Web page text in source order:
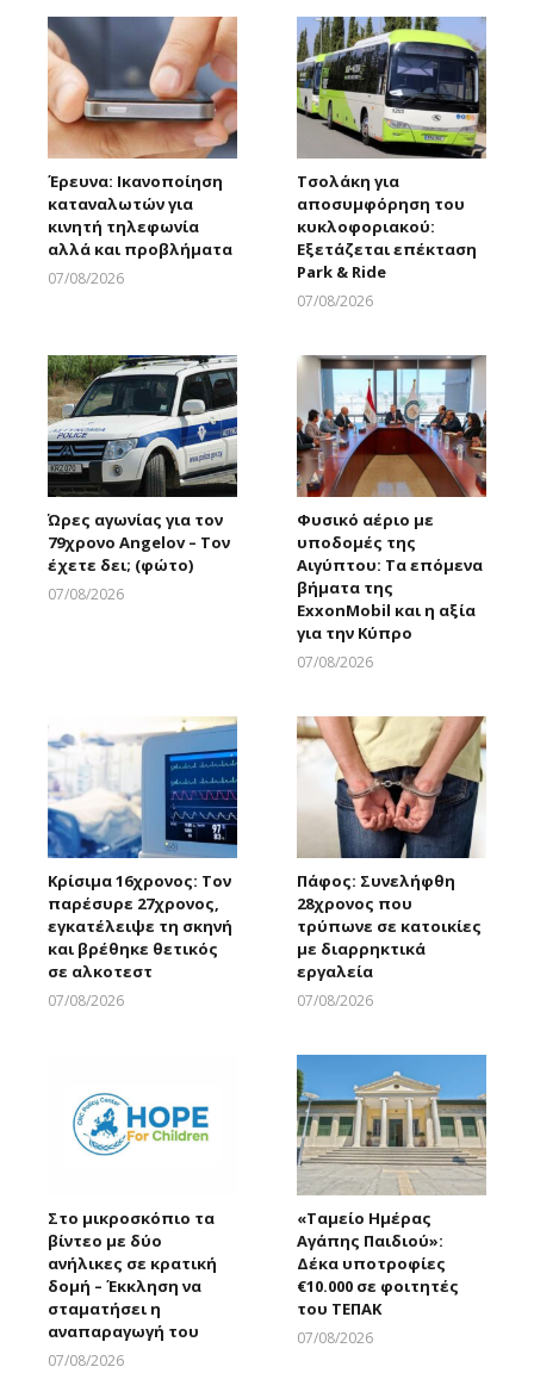
Έρευνα: Ικανοποίηση
καταναλωτών για
κινητή τηλεφωνία
αλλά και προβλήματα
07/08/2026
Τσολάκη για
αποσυμφόρηση του
κυκλοφοριακού:
Εξετάζεται επέκταση
Park & Ride
07/08/2026
Ώρες αγωνίας για τον
79χρονο Angelov – Τον
έχετε δει; (φώτο)
07/08/2026
Φυσικό αέριο με
υποδομές της
Αιγύπτου: Τα επόμενα
βήματα της
ExxonMobil και η αξία
για την Κύπρο
07/08/2026
Κρίσιμα 16χρονος: Τον
παρέσυρε 27χρονος,
εγκατέλειψε τη σκηνή
και βρέθηκε θετικός
σε αλκοτεστ
07/08/2026
Πάφος: Συνελήφθη
28χρονος που
τρύπωνε σε κατοικίες
με διαρρηκτικά
εργαλεία
07/08/2026
Στο μικροσκόπιο τα
βίντεο με δύο
ανήλικες σε κρατική
δομή – Έκκληση να
σταματήσει η
αναπαραγωγή του
07/08/2026
«Ταμείο Ημέρας
Αγάπης Παιδιού»:
Δέκα υποτροφίες
€10.000 σε φοιτητές
του ΤΕΠΑΚ
07/08/2026